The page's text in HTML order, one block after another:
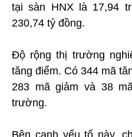
tại sàn HNX là 17,94
230,74 tỷ đồng.
Độ rộng thị trường
tăng điểm. Có 344 mã
283 mã giảm và 38
trường.
Bên cạnh yếu tố này,